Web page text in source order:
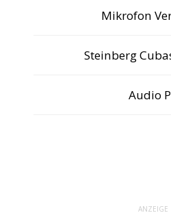
Mikrofon
Steinberg
Audio
ANZEIGE